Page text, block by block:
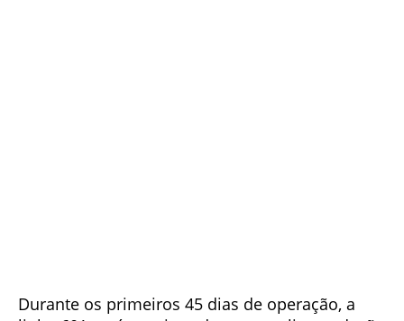
Durante os primeiros 45 dias de operação, a